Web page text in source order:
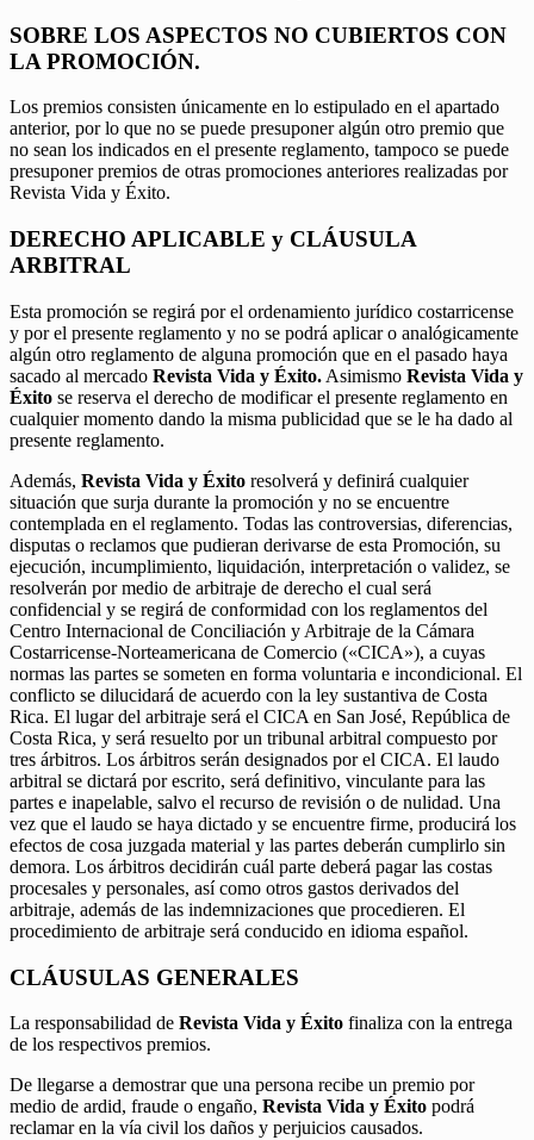
SOBRE LOS ASPECTOS NO CUBIERTOS CON
LA PROMOCIÓN.
Los premios consisten únicamente en lo estipulado en el apartado
anterior, por lo que no se puede presuponer algún otro premio que
no sean los indicados en el presente reglamento, tampoco se puede
presuponer premios de otras promociones anteriores realizadas por
Revista Vida y Éxito.
DERECHO APLICABLE y CLÁUSULA
ARBITRAL
Esta promoción se regirá por el ordenamiento jurídico costarricense
y por el presente reglamento y no se podrá aplicar o analógicamente
algún otro reglamento de alguna promoción que en el pasado haya
sacado al mercado Revista Vida y Éxito. Asimismo Revista Vida y
Éxito se reserva el derecho de modificar el presente reglamento en
cualquier momento dando la misma publicidad que se le ha dado al
presente reglamento.
Además, Revista Vida y Éxito resolverá y definirá cualquier
situación que surja durante la promoción y no se encuentre
contemplada en el reglamento. Todas las controversias, diferencias,
disputas o reclamos que pudieran derivarse de esta Promoción, su
ejecución, incumplimiento, liquidación, interpretación o validez, se
resolverán por medio de arbitraje de derecho el cual será
confidencial y se regirá de conformidad con los reglamentos del
Centro Internacional de Conciliación y Arbitraje de la Cámara
Costarricense-Norteamericana de Comercio («CICA»), a cuyas
normas las partes se someten en forma voluntaria e incondicional. El
conflicto se dilucidará de acuerdo con la ley sustantiva de Costa
Rica. El lugar del arbitraje será el CICA en San José, República de
Costa Rica, y será resuelto por un tribunal arbitral compuesto por
tres árbitros. Los árbitros serán designados por el CICA. El laudo
arbitral se dictará por escrito, será definitivo, vinculante para las
partes e inapelable, salvo el recurso de revisión o de nulidad. Una
vez que el laudo se haya dictado y se encuentre firme, producirá los
efectos de cosa juzgada material y las partes deberán cumplirlo sin
demora. Los árbitros decidirán cuál parte deberá pagar las costas
procesales y personales, así como otros gastos derivados del
arbitraje, además de las indemnizaciones que procedieren. El
procedimiento de arbitraje será conducido en idioma español.
CLÁUSULAS GENERALES
La responsabilidad de Revista Vida y Éxito finaliza con la entrega
de los respectivos premios.
De llegarse a demostrar que una persona recibe un premio por
medio de ardid, fraude o engaño, Revista Vida y Éxito podrá
reclamar en la vía civil los daños y perjuicios causados.